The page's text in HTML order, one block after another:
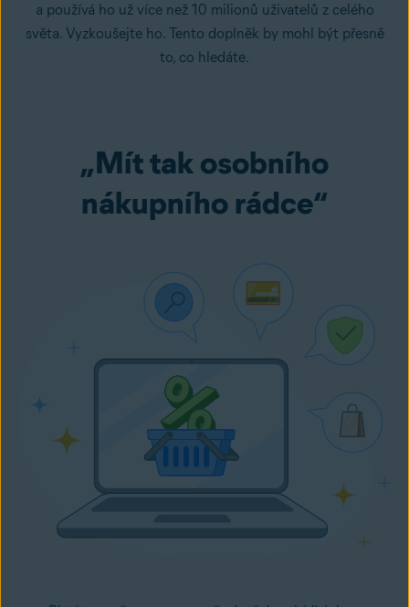
a používá ho už více než 10 milionů uživatelů z celého
světa. Vyzkoušejte ho. Tento doplněk by mohl být přesně
to, co hledáte.
„Mít tak osobního
nákupního rádce“